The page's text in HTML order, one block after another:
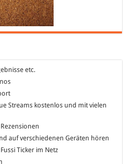
etc.
Streams kostenlos und mit vielen
auf verschiedenen Geräten hören
Ticker im Netz